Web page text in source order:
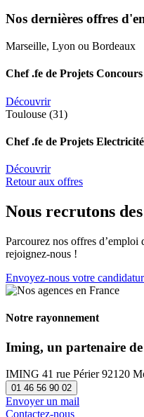
Nos dernières offres
Marseille, Lyon ou Bordeaux
Chef .fe de Projets
Découvrir
Toulouse (31)
Chef .fe de Projets Electricité
Découvrir
Retour aux offres
Nous recrutons
Parcourez nos offres d’emploi
rejoignez-nous !
Envoyez-nous votre
Notre rayonnement
Iming, un partenaire
IMING 41 rue Périer 92120
01 46 56 90 02
Envoyer un mail
Contactez-nous